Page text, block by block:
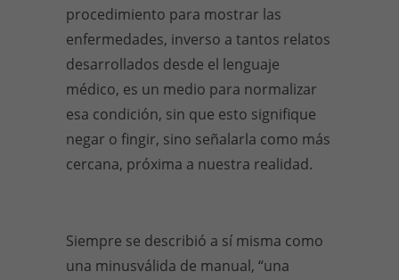
procedimiento para mostrar las
enfermedades, inverso a tantos relatos
desarrollados desde el lenguaje
médico, es un medio para normalizar
esa condición, sin que esto signifique
negar o fingir, sino señalarla como más
cercana, próxima a nuestra realidad.
Siempre se describió a sí misma como
una minusválida de manual, “una